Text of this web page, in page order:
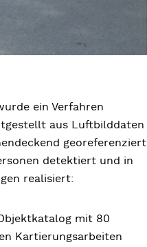
ein Verfahren
aus Luftbilddaten
georeferenziert
detektiert und in
realisiert:
mit 80
Kartierungsarbeiten